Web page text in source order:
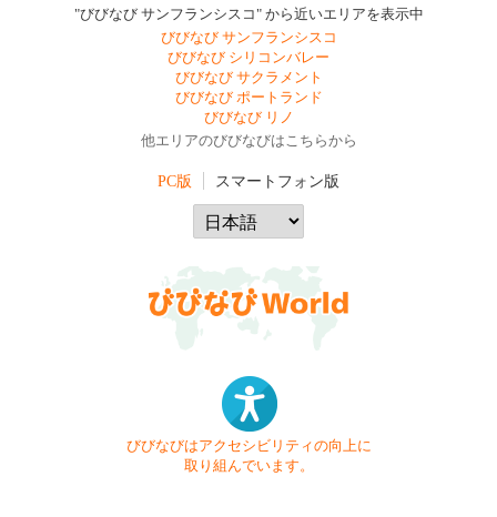
"びびなび サンフランシスコ" から近いエリアを表示中
びびなび サンフランシスコ
びびなび シリコンバレー
びびなび サクラメント
びびなび ポートランド
びびなび リノ
他エリアのびびなびはこちらから
PC版 スマートフォン版
びびなびはアクセシビリティの向上に
取り組んでいます。